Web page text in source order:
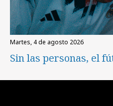
martes, 4 de agosto 2026
Sin las personas, el